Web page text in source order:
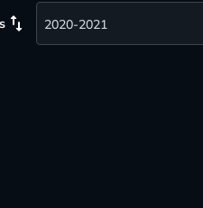
swap_vert